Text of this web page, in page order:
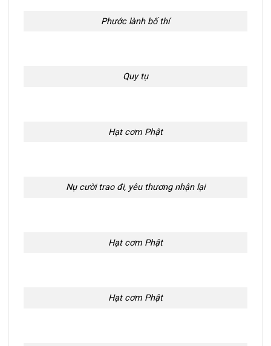
Phước lành bố thí
Quy tụ
Hạt cơm Phật
Nụ cười trao đi, yêu thương nhận lại
Hạt cơm Phật
Hạt cơm Phật